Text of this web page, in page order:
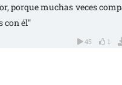
porque muchas veces
con él"
45 1